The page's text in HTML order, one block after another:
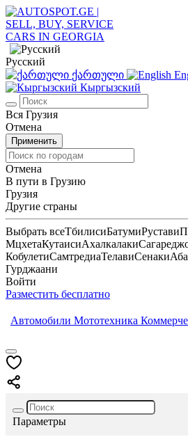
Русский
ქართული
Кыргызский
Вся Грузия
Отмена
Применить
Отмена
В пути в Грузию
Грузия
Другие страны
Выбрать всеТбилисиБатумиРустави
МцхетаКутаисиАхалкалаки
КобулетиСамтредиаТелавиСенаки
Гурджаани
Войти
Разместить бесплатно
Автомобили Мототехника
Параметры